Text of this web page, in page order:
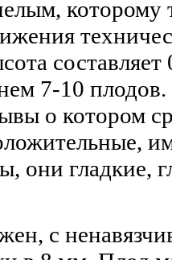
которому
7-10
о котором
они гладкие,
с